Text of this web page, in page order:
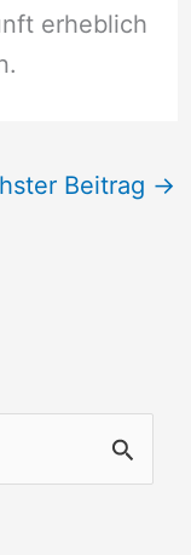
erheblich
Beitrag →